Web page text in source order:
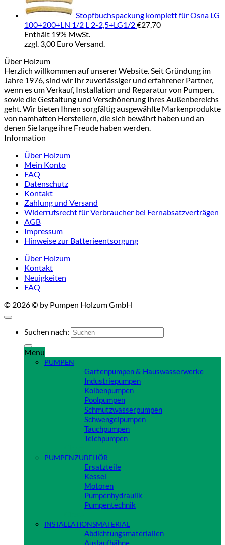
Stopfbuchspackung komplett für Osna LG
100+200+LN 1/2 L 2-2,5+LG1/2€27,70
Enthält 19% MwSt.
zzgl. 3,00 Euro Versand.
Über Holzum
Herzlich willkommen auf unserer Website. Seit Gründung im
Jahre 1976, sind wir Ihr zuverlässiger und erfahrener Partner,
wenn es um Verkauf, Installation und Reparatur von Pumpen,
sowie die Gestaltung und Verschönerung Ihres Außenbereichs
geht. Wir bieten Ihnen sorgfältig ausgewählte Markenprodukte
von namhaften Herstellern, die sich bewährt haben und an
denen Sie lange ihre Freude haben werden.
Information
Über Holzum
Mein Konto
FAQ
Datenschutz
Kontakt
Zahlung und Versand
Widerrufsrecht für Verbraucher bei Fernabsatzverträgen
AGB
Impressum
Hinweise zur Batterieentsorgung
Über Holzum
Kontakt
Neuigkeiten
FAQ
© 2026 © by Pumpen Holzum GmbH
Suchen nach:
Menu
PUMPEN
Gartenpumpen & Hauswasserwerke
Industriepumpen
Kolbenpumpen
Poolpumpen
Schmutzwasserpumpen
Schwengelpumpen
Tauchpumpen
Teichpumpen
PUMPENZUBEHÖR
Ersatzteile
Kessel
Motoren
Pumpenhydraulik
Pumpentechnik
INSTALLATIONSMATERIAL
Abdichtungsmaterialien
Auslaufhähne